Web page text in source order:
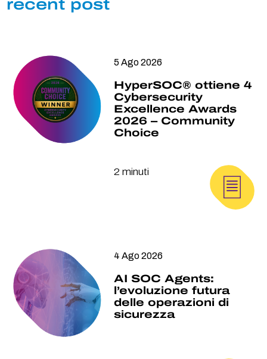
recent post
5 Ago 2026
HyperSOC® ottiene 4
Cybersecurity
Excellence Awards
2026 – Community
Choice
2 minuti
4 Ago 2026
AI SOC Agents:
l’evoluzione futura
delle operazioni di
sicurezza